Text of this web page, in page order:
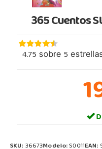
365 Cuentos
4.75 sobre 5